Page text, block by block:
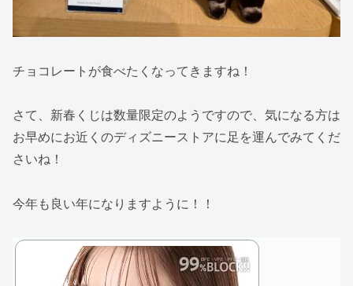
チョコレートが食べたくなってきますね！
さて、新春くじは数量限定のようですので、気になる方は
お早めにお近くのディズニーストアに足を運んでみてくだ
さいね！
今年も良い年になりますように！！